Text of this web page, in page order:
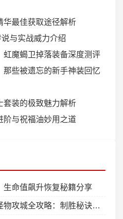
华最佳获取途径解析
与实战威力介绍
虹魔蝎卫掉落装备深度测评
那些被遗忘的新手神装回忆
套装的极致魅力解析
阶与祝福油妙用之道
生命值飙升恢复秘籍分享
城全攻略：制胜秘诀大公开